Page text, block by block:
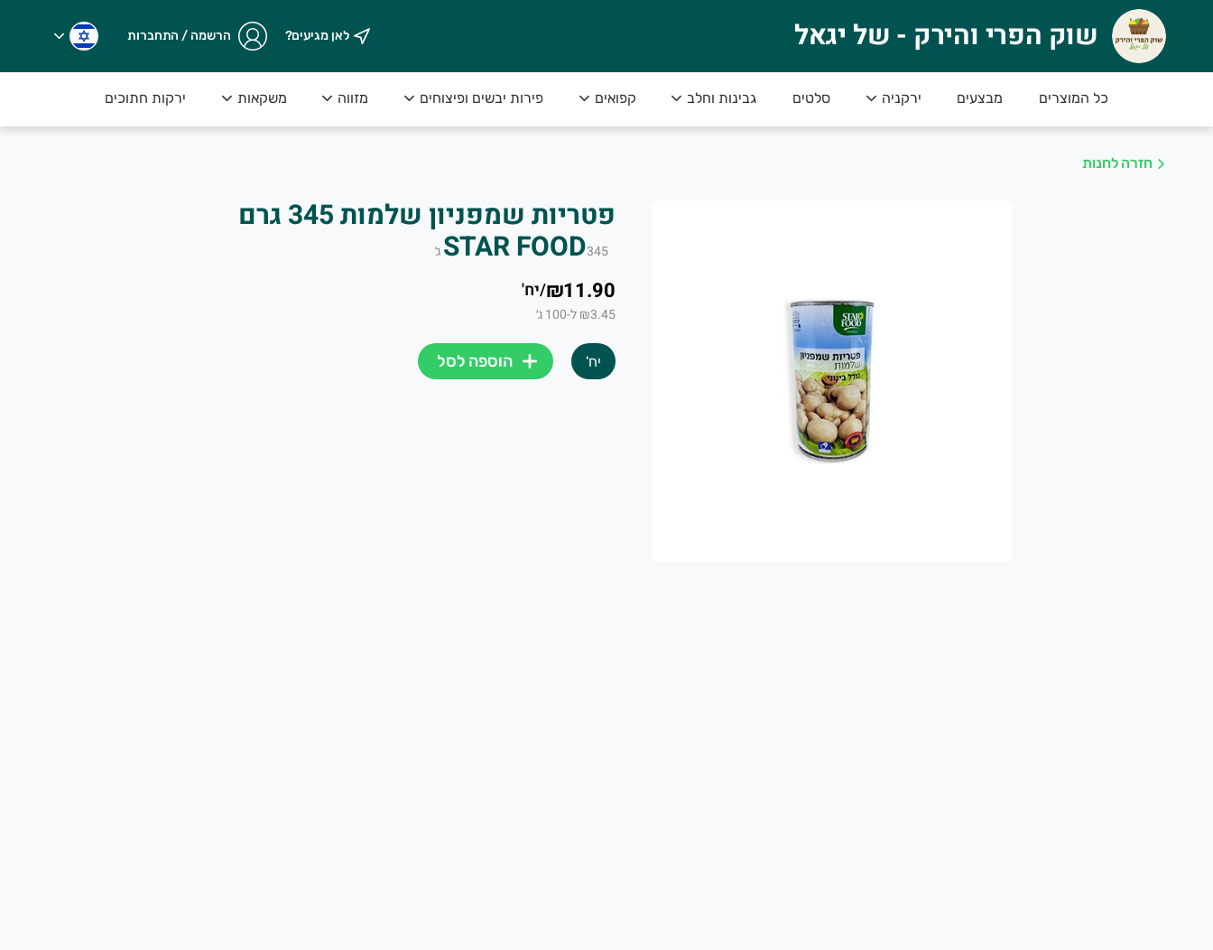
שוק הפרי והירק - של יגאל
רק אצלנו תמצאו סחורה פרימיום – הכי טרי, הכי איכותי והכי טעים!
*************************************************
סחורה טרייה מדי יום – הכל ברמה הגבוהה ביותר.
משלוח מהיר עד הבית – כדי שתהיו רגועים ומסודרים.
שוק הפרי והירק - של יגאל לאן מגיעים? הרשמה / התחברות
כל המוצרים מבצעים ירקניה סלטים גבינות וחלב קפואים פירות יבשים ופיצוחים מזווה משקאות ירקות חתוכים
חזרה לחנות
פטריות שמפניון שלמות 345 גרם
STAR FOOD345 ג׳
₪11.90
/יח'
₪3.45 ל-100 ג׳
יח' הוספה לסל